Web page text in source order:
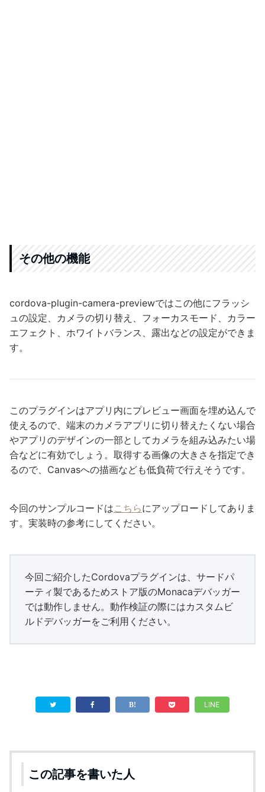
その他の機能
cordova-plugin-camera-previewではこの他にフラッシ
ュの設定、カメラの切り替え、フォーカスモード、カラー
エフェクト、ホワイトバランス、露出などの設定ができま
す。
このプラグインはアプリ内にプレビュー画面を埋め込んで
使えるので、端末のカメラアプリに切り替えたくない場合
やアプリのデザインの一部としてカメラを組み込みたい場
合などに有効でしょう。取得する画像の大きさを指定でき
るので、Canvasへの描画なども低負荷で行えそうです。
今回のサンプルコードはこちらにアップロードしてありま
す。実装時の参考にしてください。
今回ご紹介したCordovaプラグインは、サードパ
ーティ製であるためストア版のMonacaデバッガー
では動作しません。動作検証の際にはカスタムビ
ルドデバッガーをご利用ください。
LINE
この記事を書いた人